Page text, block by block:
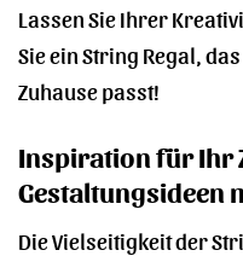
Lassen Sie Ihrer
Sie ein String Regal,
Zuhause passt!
Inspiration für Ihr
Gestaltungsideen
Die Vielseitigkeit der